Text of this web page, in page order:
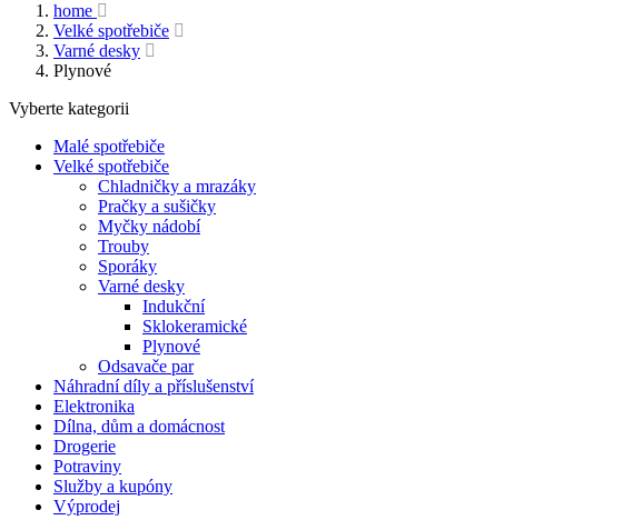
home
Velké spotřebiče
Varné desky
Plynové
Vyberte kategorii
Malé spotřebiče
Velké spotřebiče
Chladničky a mrazáky
Pračky a sušičky
Myčky nádobí
Trouby
Sporáky
Varné desky
Indukční
Sklokeramické
Plynové
Odsavače par
Náhradní díly a příslušenství
Elektronika
Dílna, dům a domácnost
Drogerie
Potraviny
Služby a kupóny
Výprodej